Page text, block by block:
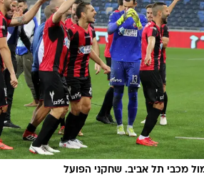
מכבי תל אביב. שחקני הפועל